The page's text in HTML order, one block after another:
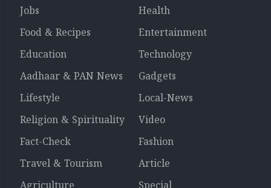
Jobs
Health
Food & Recipes
Entertainment
Education
Technology
Aadhaar & PAN News
Gadgets
Lifestyle
Local-News
Religion & Spirituality
Video
Fact-Check
Fashion
Travel & Tourism
Article